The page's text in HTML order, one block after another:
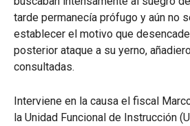
tarde permanecía prófugo y aún no
establecer el motivo que
posterior ataque a su yerno,
consultadas.
Interviene en la causa el fiscal
la Unidad Funcional de Instrucción